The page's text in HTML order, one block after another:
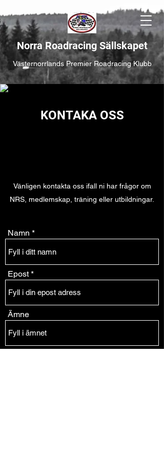
Norra Roadracing Sällskapet
Västernorrlands Premier Roadracing Klubb
KONTAKA OSS
Vänligen kontakta oss ifall ni har frågor om
NRS, medlemskap, träning eller utbildningar.
Namn
Epost
Ämne